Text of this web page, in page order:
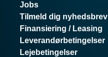
Jobs
Tilmeld dig nyhedsbrev
Finansiering / Leasing
Leverandørbetingelser
Lejebetingelser